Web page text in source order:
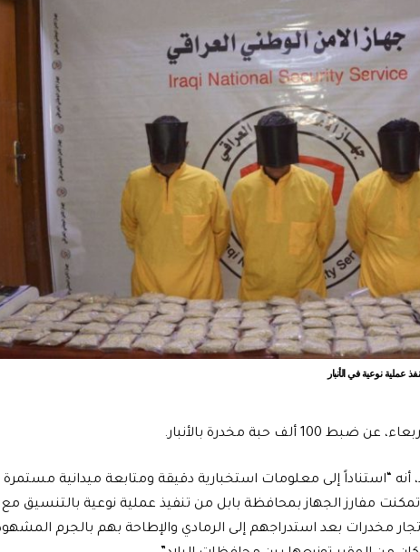
ألف حبة مخدرة بالأنبار.
أنه “استناداً إلى معلومات استخبارية دقيقة ومتابعة ميدانية
مفارز الجهاز بمحافظة بابل من تنفيذ عملية نوعية بالتنسيق مع
أفضت إلى القبض على (3) تجار مخدرات بعد استدراجهم إلى الرمادي والإطاحة بهم بالجرم